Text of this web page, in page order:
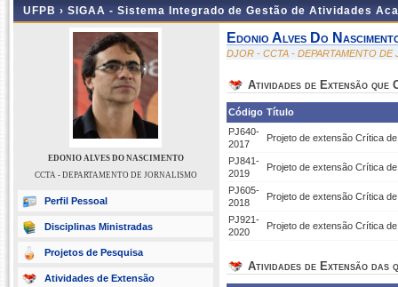
UFPB › SIGAA - Sistema Integrado de Gestão de Atividades
EDONIO ALVES DO NASCIMENTO
CCTA - DEPARTAMENTO DE JORNALISMO
Perfil Pessoal
Disciplinas Ministradas
Projetos de Pesquisa
Atividades de Extensão
Edonio Alves Do
DJOR - CCTA - DEPARTAMENTO DE
Atividades de Extensão que
Código Título
PJ640-
2017
Projeto de extensão Crítica
PJ841-
2019
Projeto de extensão Crítica
PJ605-
2018
Projeto de extensão Crítica
PJ921-
2020
Projeto de extensão Crítica
Atividades de Extensão das